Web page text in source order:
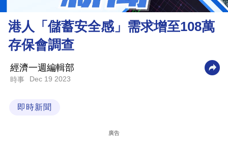
財
商
業
科
港人「儲蓄安全感」需求增至108萬
存保會調查
經濟一週編輯部
時事 Dec 19 2023
即時新聞
廣告